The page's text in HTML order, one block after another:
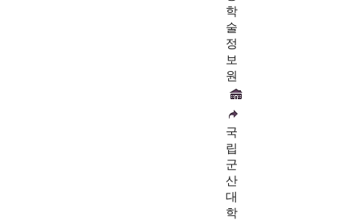
학
술
정
보
원
국
립
군
산
대
학